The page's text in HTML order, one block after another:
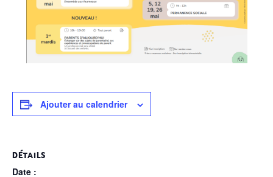
Ajouter au calendrier
DÉTAILS
Date :